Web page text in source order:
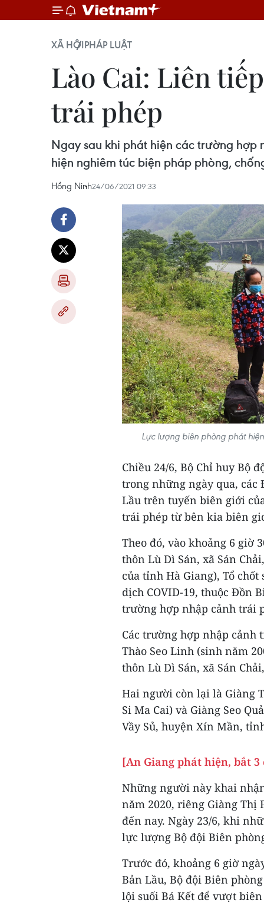
XÃ HỘIPHÁP LUẬT
Lào Cai: Liên
trái phép
Ngay sau khi phát hiện các trường
hiện nghiêm túc biện pháp phòng,
Hồng Ninh24/06/2021 09:33
Lực lượng biên phòng phát
Chiều 24/6, Bộ Chỉ huy Bộ
trong những ngày qua, các
Lầu trên tuyến biên giới
trái phép từ bên kia biên
Theo đó, vào khoảng 6 giờ
thôn Lù Dì Sán, xã Sán
của tỉnh Hà Giang), Tổ
dịch COVID-19, thuộc Đồn
trường hợp nhập cảnh trái
Các trường hợp nhập cảnh
Thào Seo Linh (sinh năm
thôn Lù Dì Sán, xã Sán
Hai người còn lại là Giàng
Si Ma Cai) và Giàng Seo
Vầy Sủ, huyện Xín Mần,
[An Giang phát hiện, bắt
Những người này khai
năm 2020, riêng Giàng Thị
đến nay. Ngày 23/6, khi
lực lượng Bộ đội Biên
Trước đó, khoảng 6 giờ
Bản Lầu, Bộ đội Biên
lội suối Bá Kết để vượt